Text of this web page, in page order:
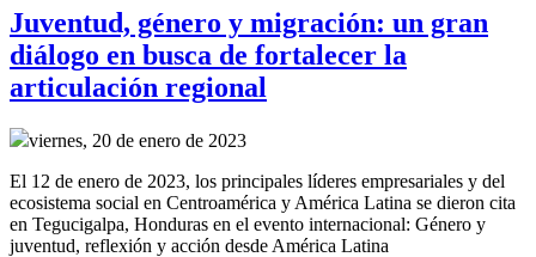
Juventud, género y migración: un gran
diálogo en busca de fortalecer la
articulación regional
viernes, 20 de enero de 2023
El 12 de enero de 2023, los principales líderes empresariales y del
ecosistema social en Centroamérica y América Latina se dieron cita
en Tegucigalpa, Honduras en el evento internacional: Género y
juventud, reflexión y acción desde América Latina